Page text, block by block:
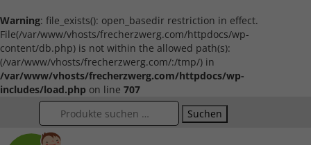
Warning: file_exists(): open_basedir restriction in effect.
File(/var/www/vhosts/frecherzwerg.com/httpdocs/wp-
content/db.php) is not within the allowed path(s):
(/var/www/vhosts/frecherzwerg.com/:/tmp/) in
/var/www/vhosts/frecherzwerg.com/httpdocs/wp-
includes/load.php on line 707
Suchen